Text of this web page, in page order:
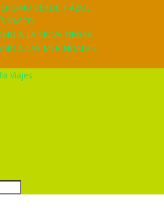
VERDE Y AZUL
VASCO
A LA SELVA NEGRA
A LAS MERINDADES